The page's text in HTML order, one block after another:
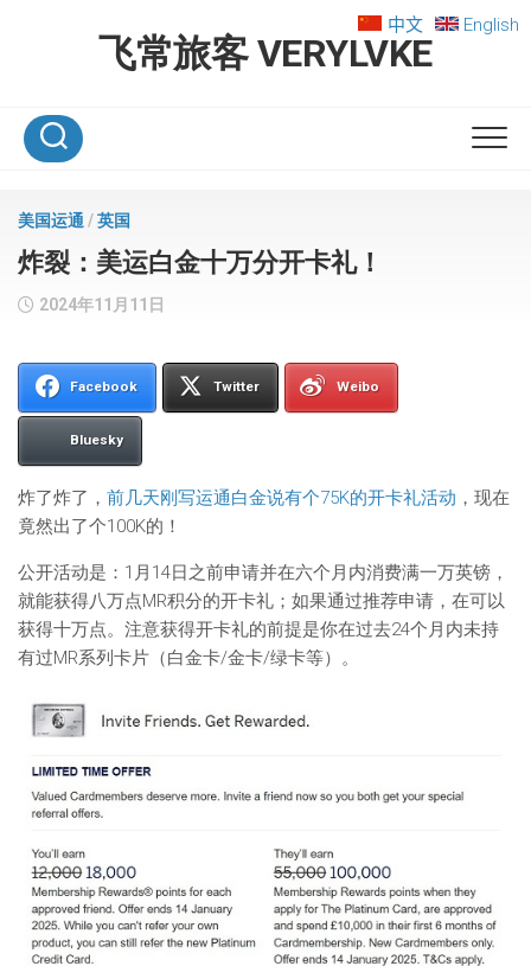
飞常旅客 VERYLVKE
中文 English
美国运通 /英国
炸裂：美运白金十万分开卡礼！
2024年11月11日
Facebook Twitter Weibo
Bluesky
炸了炸了， 前几天刚写运通白金说有个75K的开卡礼活动 ，现在
竟然出了个100K的！
公开活动是：1月14日之前申请并在六个月内消费满一万英镑，
就能获得八万点MR积分的开卡礼；如果通过推荐申请，在可以
获得十万点。注意获得开卡礼的前提是你在过去24个月内未持
有过MR系列卡片（白金卡/金卡/绿卡等）。